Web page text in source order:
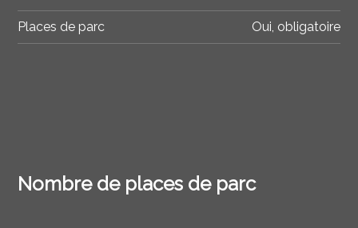
Places de parc Oui, obligatoire
Nombre de places de parc